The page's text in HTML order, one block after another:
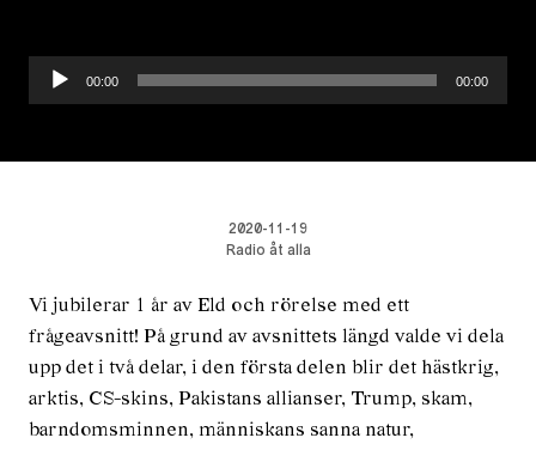
Ljudspelare
00:00 00:00
2020-11-19
Radio åt alla
Vi jubilerar 1 år av Eld och rörelse med ett
frågeavsnitt! På grund av avsnittets längd valde vi dela
upp det i två delar, i den första delen blir det hästkrig,
arktis, CS-skins, Pakistans allianser, Trump, skam,
barndomsminnen, människans sanna natur,